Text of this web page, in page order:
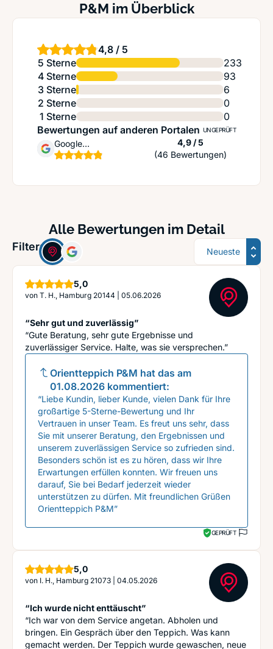
P&M im Überblick
4,8 / 5
5 Sterne
233
4 Sterne
93
3 Sterne
6
2 Sterne
0
1 Sterne
0
Bewertungen auf anderen Portalen UNGEPRÜFT
Google
Unternehmensprofil
4,9 / 5
(46 Bewertungen)
Alle Bewertungen im Detail
Filter: Sortierung
5,0Sterne
von T. H., Hamburg 20144 05.06.2026
“Sehr gut und zuverlässig”
“Gute Beratung, sehr gute Ergebnisse und
zuverlässiger Service. Halte, was sie versprechen.”
Orientteppich P&M hat das am
01.08.2026 kommentiert:
“Liebe Kundin, lieber Kunde, vielen Dank für Ihre
großartige 5-Sterne-Bewertung und Ihr
Vertrauen in unser Team. Es freut uns sehr, dass
Sie mit unserer Beratung, den Ergebnissen und
unserem zuverlässigen Service so zufrieden sind.
Besonders schön ist es zu hören, dass wir Ihre
Erwartungen erfüllen konnten. Wir freuen uns
darauf, Sie bei Bedarf jederzeit wieder
unterstützen zu dürfen. Mit freundlichen Grüßen
Orientteppich P&M”
GEPRÜFT
5,0Sterne
von I. H., Hamburg 21073 04.05.2026
“Ich wurde nicht enttäuscht”
“Ich war von dem Service angetan. Abholen und
bringen. Ein Gespräch über den Teppich. Was kann
gemacht werden. Der Teppich wurde gewaschen, neue